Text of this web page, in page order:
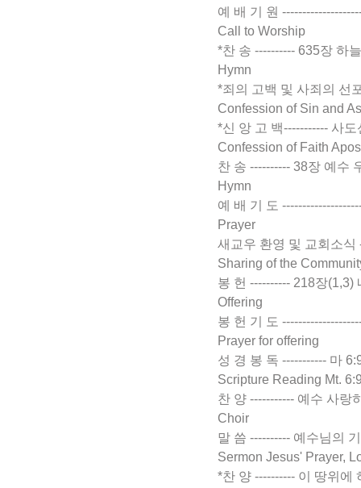
예 배 기 원
Call to Worship
*찬 송 ---------- 635장 하
Hymn
*죄의 고백 및 사죄의 선
Confession of Sin and
*신 앙 고 백----------- 사도
Confession of Faith
찬 송 ---------- 38장 예수
Hymn
예 배 기 도
Prayer
새교우 환영 및 교회소식
Sharing of the
봉 헌 ---------- 218장(1,3)
Offering
봉 헌 기 도
Prayer for offering
성 경 봉 독 ----------- 마
Scripture Reading Mt.
찬 양 ----------- 예수 사랑
Choir
말 씀 ---------- 예수님의
Sermon Jesus' Prayer,
*찬 양 ---------- 이 땅위에